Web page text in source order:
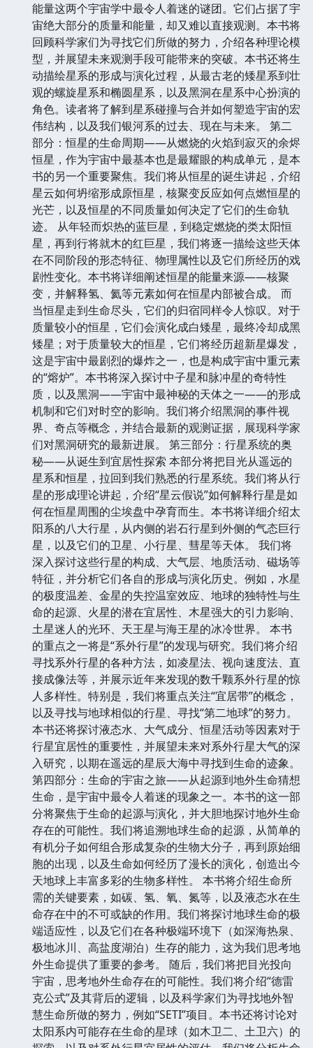
能量这两个宇宙学中最令人着迷的谜团。它们占据了宇
宙绝大部分的质量和能量，却又难以直接观测。本书将
回顾科学家们为寻找它们所做的努力，介绍各种理论模
型，并展望未来观测手段可能带来的突破。本书还将生
动描绘星系的形成与演化过程，从最古老的矮星系到壮
观的螺旋星系和椭圆星系，以及黑洞在星系中心扮演的
角色。读者将了解到星系碰撞与合并如何塑造宇宙的宏
伟结构，以及我们银河系的过去、现在与未来。 第二
部分：恒星的生命周期——从燃烧的火焰到寂灭的余烬
恒星，作为宇宙中最基本也是最耀眼的构成单元，是本
书的另一个重要聚焦。我们将从恒星的诞生讲起，介绍
星云如何坍缩形成原恒星，核聚变反应如何点燃恒星的
光芒，以及恒星的不同质量如何决定了它们的生命轨
迹。 从年轻而炽热的蓝巨星，到稳定燃烧的类太阳恒
星，再到行将就木的红巨星，我们将逐一描绘这些天体
在不同阶段的形态特征、物理属性以及它们所经历的戏
剧性变化。本书将详细阐述恒星的能量来源——核聚
变，并解释氢、氦等元素如何在恒星内部被合成。 而
当恒星走到生命尽头，它们的归宿同样令人惊叹。对于
质量较小的恒星，它们会演化成白矮星，最终冷却成黑
矮星；对于质量较大的恒星，它们将经历超新星爆发，
这是宇宙中最剧烈的爆炸之一，也是构成宇宙中重元素
的“熔炉”。本书将深入探讨中子星和脉冲星的奇特性
质，以及黑洞——宇宙中最神秘的天体之一——的形成
机制和它们对时空的影响。我们将介绍黑洞的事件视
界、奇点等概念，并结合最新的观测证据，展现科学家
们对黑洞研究的最新进展。 第三部分：行星系统的奥
秘——从诞生到宜居性探索 本部分将把目光从遥远的
星系和恒星，拉回到我们熟悉的行星系统。我们将从行
星的形成理论讲起，介绍“星云假说”如何解释行星是如
何在恒星周围的尘埃盘中孕育而生。本书将详细介绍太
阳系的八大行星，从内侧的岩石行星到外侧的气态巨行
星，以及它们的卫星、小行星、彗星等天体。 我们将
深入探讨这些行星的构成、大气层、地质活动、磁场等
特征，并分析它们各自的形成与演化历史。例如，水星
的极度温差、金星的失控温室效应、地球的独特性与生
命的起源、火星的潜在宜居性、木星强大的引力影响、
土星迷人的光环、天王星与海王星的冰冷世界。 本书
的重点之一将是“系外行星”的发现与研究。我们将介绍
寻找系外行星的各种方法，如凌星法、视向速度法、直
接成像法等，并展示近年来发现的数千颗系外行星的惊
人多样性。特别是，我们将重点关注“宜居带”的概念，
以及寻找与地球相似的行星、寻找“第二地球”的努力。
本书还将探讨液态水、大气成分、恒星活动等因素对于
行星宜居性的重要性，并展望未来对系外行星大气的深
入研究，以期在遥远的星辰大海中寻找到生命的迹象。
第四部分：生命的宇宙之旅——从起源到地外生命猜想
生命，是宇宙中最令人着迷的现象之一。本书的这一部
分将聚焦于生命的起源与演化，并大胆地探讨地外生命
存在的可能性。我们将追溯地球生命的起源，从简单的
有机分子如何组合形成复杂的生物大分子，再到原始细
胞的出现，以及生命如何经历了漫长的演化，创造出今
天地球上丰富多彩的生物多样性。 本书将介绍生命所
需的关键要素，如碳、氢、氧、氮等，以及液态水在生
命存在中的不可或缺的作用。我们将探讨地球生命的极
端适应性，以及它们在各种极端环境下（如深海热泉、
极地冰川、高盐度湖泊）生存的能力，这为我们思考地
外生命提供了重要的参考。 随后，我们将把目光投向
宇宙，思考地外生命存在的可能性。我们将介绍“德雷
克公式”及其背后的逻辑，以及科学家们为寻找地外智
慧生命所做的努力，例如“SETI”项目。本书还将讨论对
太阳系内可能存在生命的星球（如木卫二、土卫六）的